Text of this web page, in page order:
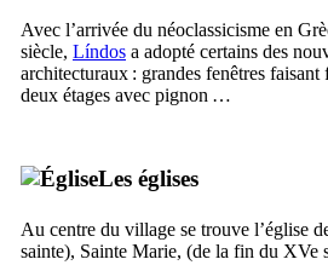
Avec l’arrivée du néoclassicisme en
siècle, Líndos a adopté certains des
architecturaux : grandes fenêtres faisant
deux étages avec pignon …
Les églises
Au centre du village se trouve l’église
sainte), Sainte Marie, (de la fin du XVe